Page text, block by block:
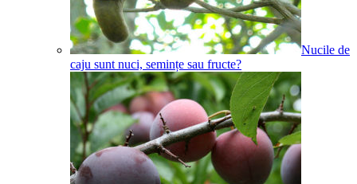
Nucile de
caju sunt nuci, semințe sau fructe?